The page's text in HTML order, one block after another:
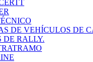
DE VEHÍCULOS DE
DE RALLY.